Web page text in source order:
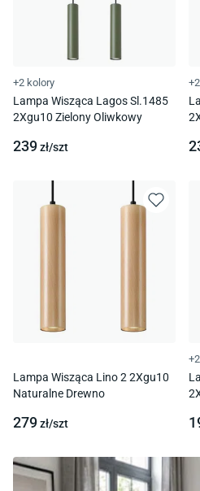
+2 kolory
Lampa Wisząca Lagos Sl.1485
2Xgu10 Zielony Oliwkowy
239zł/szt
Lampa Wisząca Lino 2 2Xgu10
Naturalne Drewno
279zł/szt